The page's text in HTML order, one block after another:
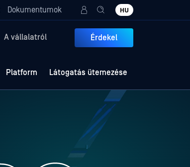
Dokumentumok HU
A vállalatról Érdekel
Platform Látogatás ütemezése